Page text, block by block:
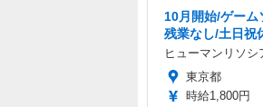
10月開始/ゲーム
残業なし/土日祝
ヒューマンリソシ
東京都
時給1,800円